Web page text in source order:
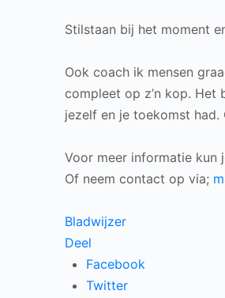
Stilstaan bij het moment
Ook coach ik mensen
compleet op z’n kop. Het
jezelf en je toekomst
Voor meer informatie kun
Of neem contact op via;
Bladwijzer
Deel
Facebook
Twitter